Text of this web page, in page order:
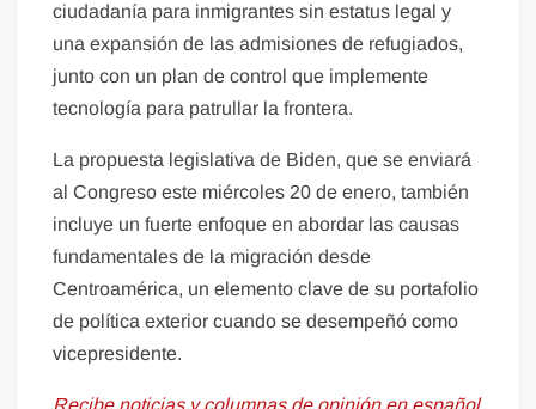
ciudadanía para inmigrantes sin estatus legal y
una expansión de las admisiones de refugiados,
junto con un plan de control que implemente
tecnología para patrullar la frontera.
La propuesta legislativa de Biden, que se enviará
al Congreso este miércoles 20 de enero, también
incluye un fuerte enfoque en abordar las causas
fundamentales de la migración desde
Centroamérica, un elemento clave de su portafolio
de política exterior cuando se desempeñó como
vicepresidente.
Recibe noticias y columnas de opinión en español